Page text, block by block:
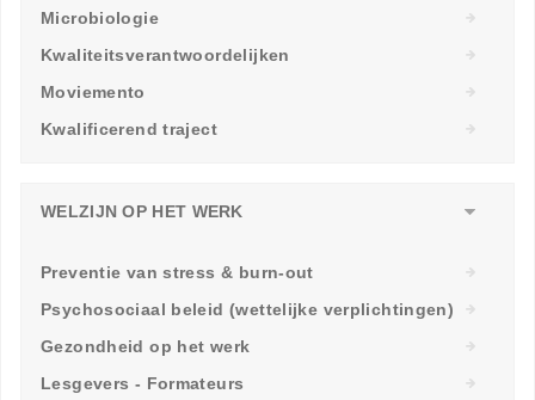
Microbiologie
Kwaliteitsverantwoordelijken
Moviemento
Kwalificerend traject
WELZIJN OP HET WERK
Preventie van stress & burn-out
Psychosociaal beleid (wettelijke verplichtingen)
Gezondheid op het werk
Lesgevers - Formateurs